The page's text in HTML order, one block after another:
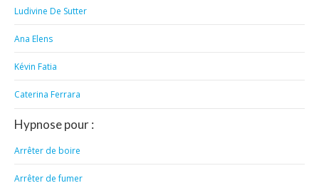
Ludivine De Sutter
Ana Elens
Kévin Fatia
Caterina Ferrara
Hypnose pour :
Arrêter de boire
Arrêter de fumer